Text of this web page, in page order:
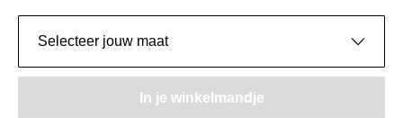
Selecteer jouw maat
In je winkelmandje